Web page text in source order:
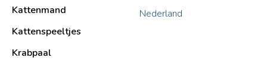
Kattenmand
Kattenspeeltjes
Krabpaal​
Nederland